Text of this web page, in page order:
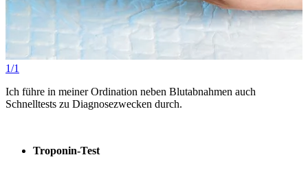
1/1
Ich führe in meiner Ordination neben Blutabnahmen auch
Schnelltests zu Diagnosezwecken durch.
Troponin-Test